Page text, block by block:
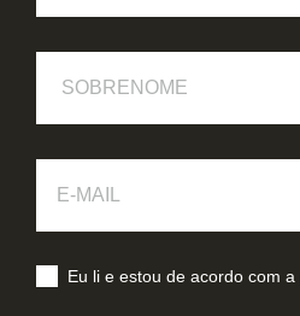
Mail
Eu li e estou de acordo com a